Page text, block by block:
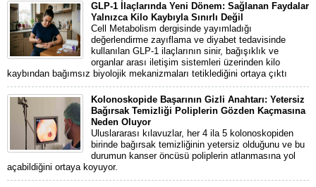
GLP-1 İlaçlarında Yeni Dönem: Sağlanan Faydalar
Yalnızca Kilo Kaybıyla Sınırlı Değil
Cell Metabolism dergisinde yayımladığı
değerlendirme zayıflama ve diyabet tedavisinde
kullanılan GLP-1 ilaçlarının sinir, bağışıklık ve
organlar arası iletişim sistemleri üzerinden kilo
kaybından bağımsız biyolojik mekanizmaları tetiklediğini ortaya çıktı
Kolonoskopide Başarının Gizli Anahtarı: Yetersiz
Bağırsak Temizliği Poliplerin Gözden Kaçmasına
Neden Oluyor
Uluslararası kılavuzlar, her 4 ila 5 kolonoskopiden
birinde bağırsak temizliğinin yetersiz olduğunu ve bu
durumun kanser öncüsü poliplerin atlanmasına yol
açabildiğini ortaya koyuyor.